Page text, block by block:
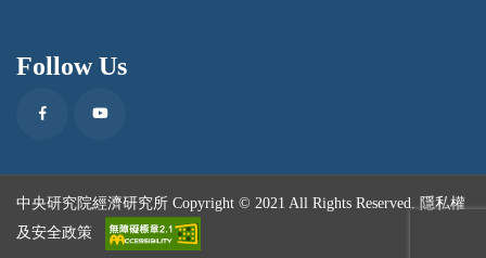
Follow Us
FacebookYoutube
中央研究院經濟研究所 Copyright © 2021 All Rights Reserved. 隱私權
及安全政策